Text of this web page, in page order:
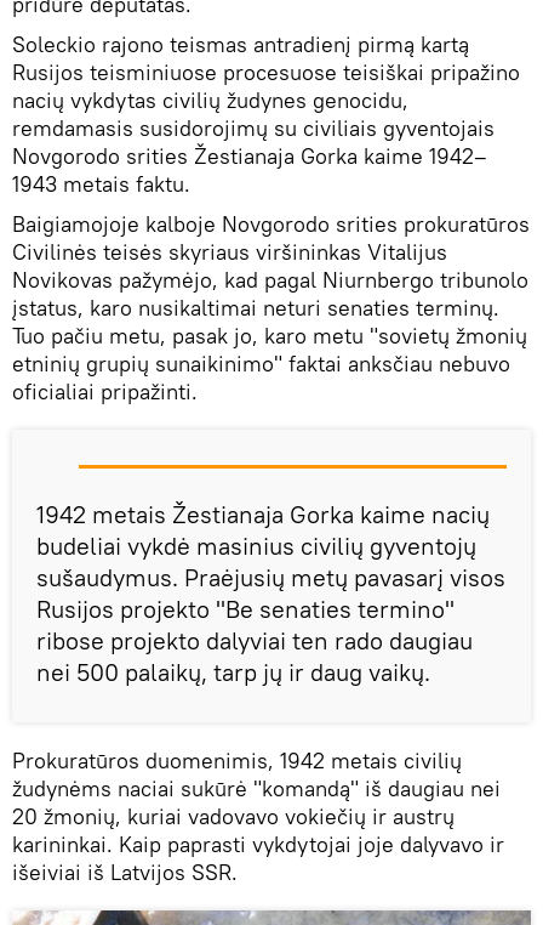
Soleckio rajono teismas antradienį pirmą kartą
Rusijos teisminiuose procesuose teisiškai pripažino
nacių vykdytas civilių žudynes genocidu,
remdamasis susidorojimų su civiliais gyventojais
Novgorodo srities Žestianaja Gorka kaime 1942–
1943 metais faktu.
Baigiamojoje kalboje Novgorodo srities prokuratūros
Civilinės teisės skyriaus viršininkas Vitalijus
Novikovas pažymėjo, kad pagal Niurnbergo tribunolo
įstatus, karo nusikaltimai neturi senaties terminų.
Tuo pačiu metu, pasak jo, karo metu "sovietų žmonių
etninių grupių sunaikinimo" faktai anksčiau nebuvo
oficialiai pripažinti.
1942 metais Žestianaja Gorka kaime nacių
budeliai vykdė masinius civilių gyventojų
sušaudymus. Praėjusių metų pavasarį visos
Rusijos projekto "Be senaties termino"
ribose projekto dalyviai ten rado daugiau
nei 500 palaikų, tarp jų ir daug vaikų.
Prokuratūros duomenimis, 1942 metais civilių
žudynėms naciai sukūrė "komandą" iš daugiau nei
20 žmonių, kuriai vadovavo vokiečių ir austrų
karininkai. Kaip paprasti vykdytojai joje dalyvavo ir
išeiviai iš Latvijos SSR.